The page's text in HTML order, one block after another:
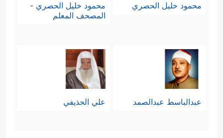
محمود خليل الحصري
محمود خليل الحصري -
المصحف المعلم
عبدالباسط عبدالصمد علي الحذيفي